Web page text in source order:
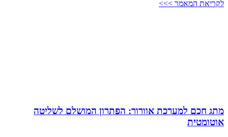
לקריאת המאמר >>>
מתג חכם למערכת אוורור: הפתרון המושלם לשליטה
אוטומטית